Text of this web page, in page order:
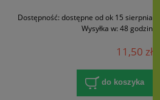
Dostępność: dostępne od ok 15 sierpnia
Wysyłka w: 48 godzin
11,50 zł
do koszyka